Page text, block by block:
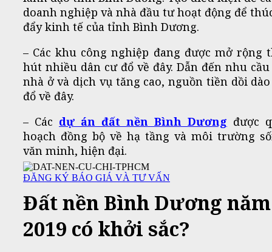
doanh nghiệp và nhà đầu tư hoạt động để
đẩy kinh tế của tỉnh Bình Dương.
– Các khu công nghiệp đang được mở rộng
hút nhiều dân cư đổ về đây. Dẫn đến nhu cầu
nhà ở và dịch vụ tăng cao, nguồn tiền dồi dào
đổ về đây.
– Các dự án đất nền Bình Dương được
hoạch đồng bộ về hạ tầng và môi trường
văn minh, hiện đại.
ĐĂNG KÝ BÁO GIÁ VÀ TƯ VẤN
Đất nền Bình Dương năm
2019 có khởi sắc?